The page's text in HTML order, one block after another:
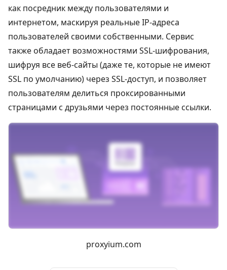
как посредник между пользователями и
интернетом, маскируя реальные IP-адреса
пользователей своими собственными. Сервис
также обладает возможностями SSL-шифрования,
шифруя все веб-сайты (даже те, которые не имеют
SSL по умолчанию) через SSL-доступ, и позволяет
пользователям делиться проксированными
страницами с друзьями через постоянные ссылки.
proxyium.com